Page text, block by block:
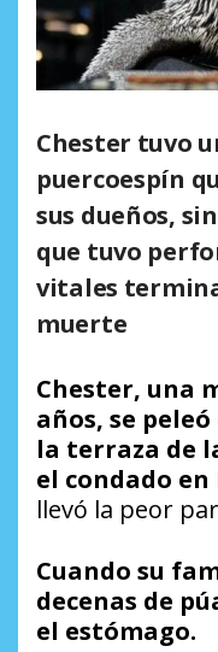
Chester tuvo
puercoespín
sus dueños,
que tuvo
vitales
muerte
Chester, una
años, se
la terraza de
el condado en
llevó la peor
Cuando su
decenas de
el estómago.